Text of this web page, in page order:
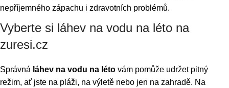
nepříjemného zápachu i zdravotních problémů.
Vyberte si láhev na vodu na léto na
zuresi.cz
Správná láhev na vodu na léto vám pomůže udržet pitný
režim, ať jste na pláži, na výletě nebo jen na zahradě. Na